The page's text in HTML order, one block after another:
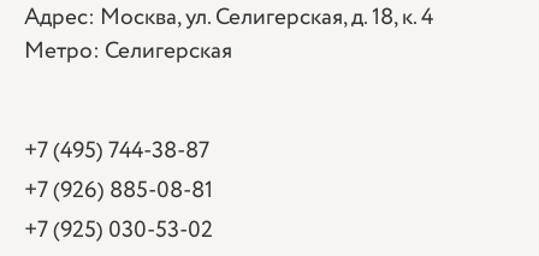
Адрес: Москва, ул. Селигерская, д. 18, к. 4
Метро: Селигерская
+7 (495) 744-38-87
+7 (926) 885-08-81
+7 (925) 030-53-02